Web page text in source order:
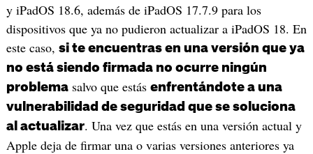
y iPadOS 18.6, además de iPadOS 17.7.9 para los
dispositivos que ya no pudieron actualizar a iPadOS 18. En
este caso, si te encuentras en una versión que ya
no está siendo firmada no ocurre ningún
problemasalvo que estás enfrentándote a una
vulnerabilidad de seguridad que se soluciona
al actualizar. Una vez que estás en una versión actual y
Apple deja de firmar una o varias versiones anteriores ya